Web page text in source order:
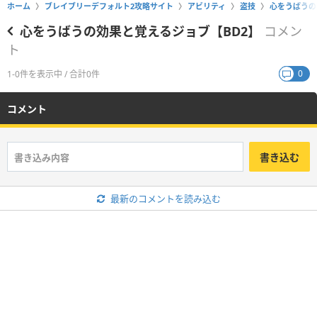
ホーム ブレイブリーデフォルト2攻略サイト アビリティ 盗技 心をうばう
心をうばうの効果と覚えるジョブ【BD2】
コメン
ト
1-0件を表示中 / 合計0件 0
コメント
書き込む
最新のコメントを読み込む